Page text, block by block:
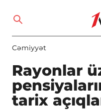
Cəmiyyət
Rayonlar
tarix